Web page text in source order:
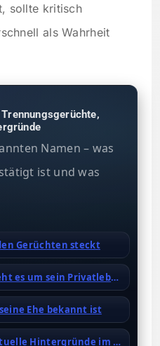
sollte kritisch
als Wahrheit
Namen – was
ist und was
Gerüchten steckt
Karl Lauterbach: Wie steht es um sein Privatleben?
Ehe bekannt ist
Sahra Wagenknecht: Aktuelle Hintergründe im Überblick